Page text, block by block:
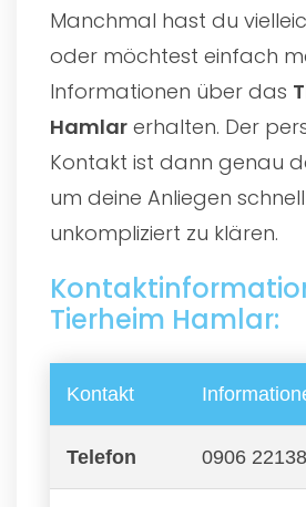
Manchmal hast du
oder möchtest einfach
Informationen über das
Hamlar erhalten. Der
Kontakt ist dann genau
um deine Anliegen
unkompliziert zu klären.
Tierheim Hamlar:
Kontakt
Telefon 0906 22138